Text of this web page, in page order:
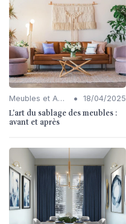
Meubles et Accessoires • 18/04/2025
L'art du sablage des meubles :
avant et après